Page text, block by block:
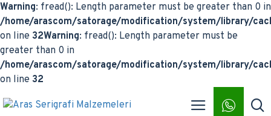
Warning: fread(): Length parameter must be greater than 0 in
/home/arascom/satorage/modification/system/library/
on line 32Warning: fread(): Length parameter must be
greater than 0 in
/home/arascom/satorage/modification/system/library/
on line 32